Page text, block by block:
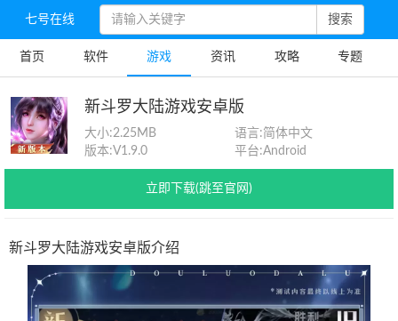
七号在线 搜索
首页 软件 游戏 资讯 攻略 专题
新斗罗大陆游戏安卓版
大小:2.25MB 语言:简体中文
版本:V1.9.0 平台:Android
立即下载(跳至官网)
新斗罗大陆游戏安卓版介绍